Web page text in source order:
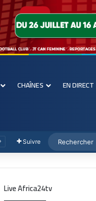
CHAÎNES EN DIRECT
Suivre
Live Africa24tv